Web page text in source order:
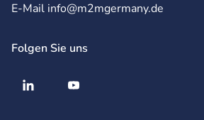
E-Mail info@m2mgermany.de
Folgen Sie uns